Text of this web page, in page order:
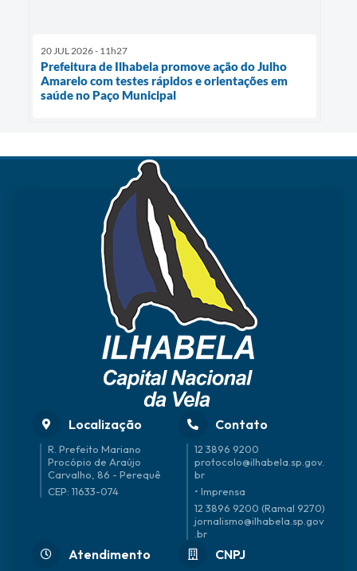
20 JUL 2026 - 11h27
Prefeitura de Ilhabela promove ação do Julho
Amarelo com testes rápidos e orientações em
saúde no Paço Municipal
Localização
R. Prefeito Mariano
Procópio de Araújo
Carvalho, 86 - Perequê
CEP: 11633-074
Contato
12 3896 9200
protocolo@ilhabela.sp.gov.
br
• Imprensa
12 3896 9200 (Ramal 9270)
jornalismo@ilhabela.sp.gov
.br
Atendimento CNPJ